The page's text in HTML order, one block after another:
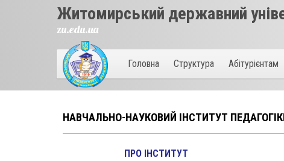
Житомирський державний
zu.edu.ua
Головна Структура Абітурієнтам
НАВЧАЛЬНО-НАУКОВИЙ ІНСТИТУТ
ПРО ІНСТИТУТ